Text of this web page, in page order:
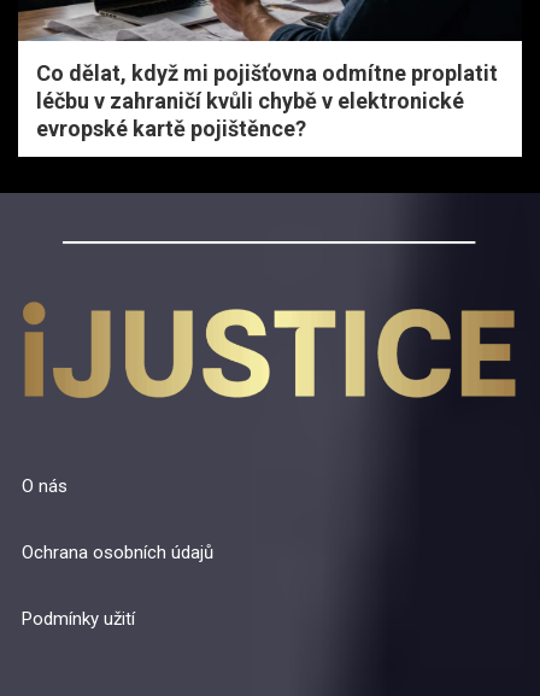
Co dělat, když mi pojišťovna odmítne proplatit
léčbu v zahraničí kvůli chybě v elektronické
evropské kartě pojištěnce?
O nás
Ochrana osobních údajů
Podmínky užití